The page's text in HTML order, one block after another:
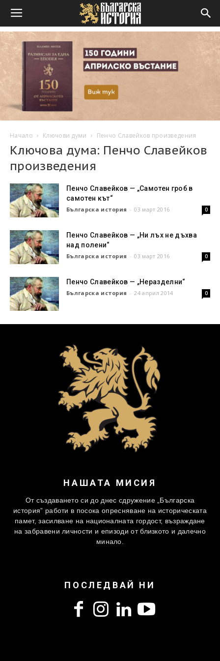
Начало Ключови думи Пенчо Славейков произведения
Ключова дума: Пенчо Славейков
произведения
Пенчо Славейков — „Самотен гроб в
самотен кът“
Българска история - 03 март 2016 0
Пенчо Славейков — „Ни лъх не дъхва
над полени“
Българска история - 03 март 2016 0
Пенчо Славейков — „Неразделни“
Българска история - 24 април 2014 0
НАШАТА МИСИЯ
От създаването си до днес сдружение „Българска
история” работи в посока опресняване на историческата
памет, засилване на националната гордост, възраждане
на забравени личности и епизоди от близкото и далечно
минало.
ПОСЛЕДВАЙ НИ